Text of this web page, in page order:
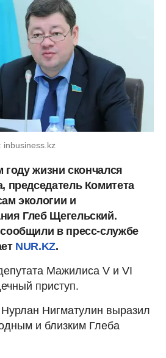
inbusiness.kz
году жизни скончался
председатель Комитета
экологии и
Глеб Щегельский.
в пресс-службе
NUR.KZ.
Мажилиса V и VI
приступ.
Нигматулин выразил
и близким Глеба